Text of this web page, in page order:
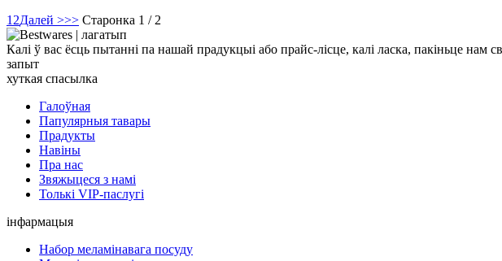
1 2Далей >>> Старонка 1 / 2
Калі ў вас ёсць пытанні па нашай прадукцыі або прайс-лісце, калі ласка, пакіньце нам
запыт
хуткая спасылка
Галоўная
Папулярныя тавары
Прадукты
Навіны
Пра нас
Звяжыцеся з намі
Толькі VIP-паслугі
інфармацыя
Набор меламінавага посуду